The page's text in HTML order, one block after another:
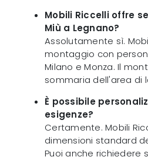
Mobili Riccelli offre
Miù a Legnano?
Assolutamente sì.
montaggio con
Milano e Monza. Il
sommaria dell'area di
È possibile
esigenze?
Certamente. Mobili
dimensioni standard
Puoi anche richiedere